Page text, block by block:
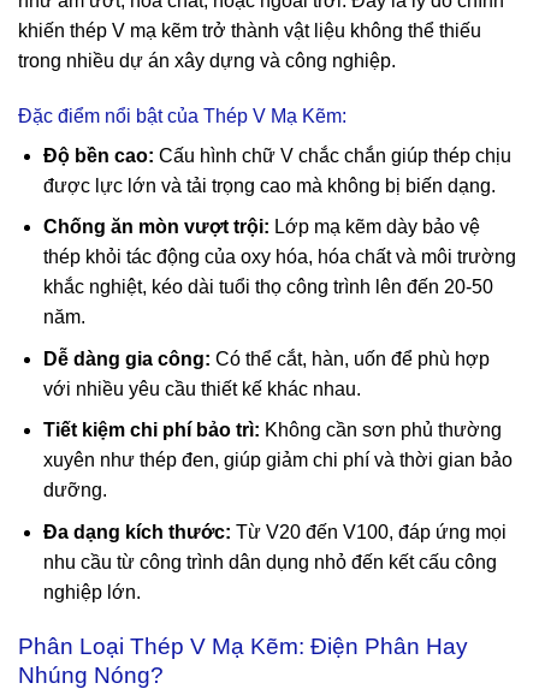
khiến thép V mạ kẽm trở thành vật liệu không thể thiếu
trong nhiều dự án xây dựng và công nghiệp.
Đặc điểm nổi bật của Thép V Mạ Kẽm:
Độ bền cao: Cấu hình chữ V chắc chắn giúp thép chịu
được lực lớn và tải trọng cao mà không bị biến dạng.
Chống ăn mòn vượt trội: Lớp mạ kẽm dày bảo vệ
thép khỏi tác động của oxy hóa, hóa chất và môi trường
khắc nghiệt, kéo dài tuổi thọ công trình lên đến 20-50
năm.
Dễ dàng gia công: Có thể cắt, hàn, uốn để phù hợp
với nhiều yêu cầu thiết kế khác nhau.
Tiết kiệm chi phí bảo trì: Không cần sơn phủ thường
xuyên như thép đen, giúp giảm chi phí và thời gian bảo
dưỡng.
Đa dạng kích thước: Từ V20 đến V100, đáp ứng mọi
nhu cầu từ công trình dân dụng nhỏ đến kết cấu công
nghiệp lớn.
Phân Loại Thép V Mạ Kẽm: Điện Phân Hay
Nhúng Nóng?